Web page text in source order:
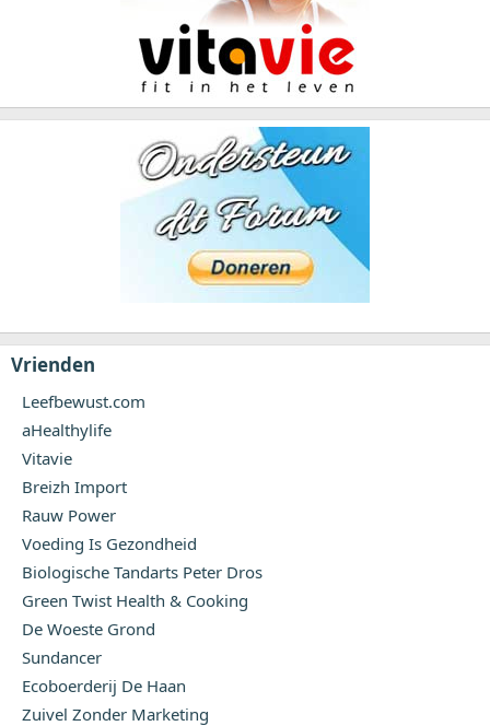
Vrienden
Leefbewust.com
aHealthylife
Vitavie
Breizh Import
Rauw Power
Voeding Is Gezondheid
Biologische Tandarts Peter Dros
Green Twist Health & Cooking
De Woeste Grond
Sundancer
Ecoboerderij De Haan
Zuivel Zonder Marketing